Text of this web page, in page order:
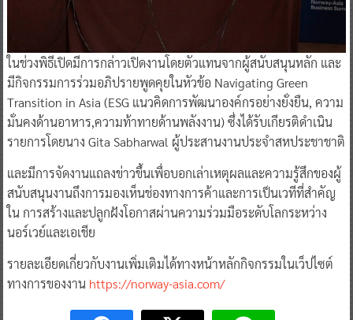
ในช่วงพิธีเปิดมีการกล่าวเปิดงานโดยตัวแทนจากผู้สนับสนุนหลัก และ
มีกิจกรรมการร่วมอภิปรายพูดคุยในหัวข้อ Navigating Green
Transition in Asia (ESG แนวคิดการพัฒนาองค์กรอย่างยั่งยืน, ความ
มั่นคงด้านอาหาร,ความท้าทายด้านพลังงาน) ซึ่งได้รับเกียรติดำเนิน
รายการโดยนาง Gita Sabharwal ผู้ประสานงานประจำสหประชาชาติ
และมีการจัดงานแถลงข่าวขึ้นเพื่อบอกเล่าเหตุผลและความรู้สึกของผู้
สนับสนุนงานถึงการมองเห็นช่องทางการค้าและการเป็นเวทีที่สำคัญ
ใน การสร้างและปลูกฝังโอกาสผ่านความร่วมมือระดับโลกระหว่าง
นอร์เวย์และเอเชีย
รายละเอียดเกี่ยวกับงานเพิ่มเติมได้ทางหน้าหลักกิจกรรมในเว็ปไซต์
ทางการของงาน https://norway-asia.com/